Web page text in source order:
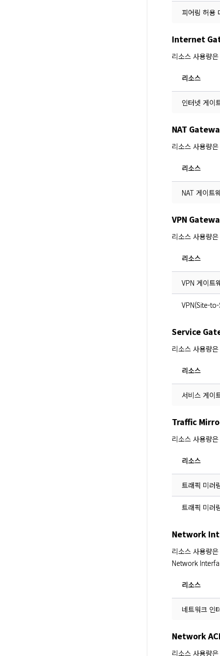
피어링 허용
Internet
리소스 사용량
리소스
인터넷 게이
NAT
리소스 사용량
리소스
NAT 게이트
VPN
리소스 사용량
리소스
VPN 게이트
VPN(Site-
Service
리소스 사용량
리소스
서비스 게이
Traffic
리소스 사용량
리소스
트래픽 미러
트래픽 미러
Network
리소스 사용량
Network
리소스
네트워크 인
Network
리소스 사용량